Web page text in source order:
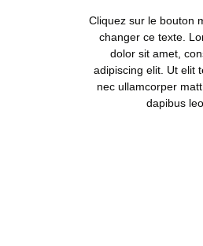
Cliquez sur le bouton
changer ce texte.
dolor sit amet,
adipiscing elit. Ut elit
nec ullamcorper
dapibus